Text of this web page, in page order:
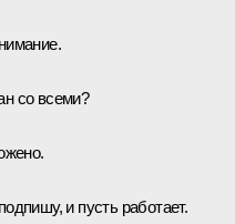
со всеми?
и пусть работает.